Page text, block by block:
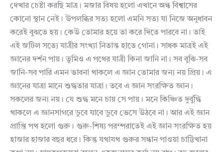
দেখার চেষ্টা করছি মাত্র। মজার বিষয় হলো এখানে অন্ধ বিশ্বাসের
কোনো স্থান নেই। উপলব্ধির সত্য হলো এমনি সত্য যা নিজে অনুধাবন
করেই বুঝতে হয়। কেউ তোমার হয়ে তা করে দিতে পারবে না। তাই
এই জটিল সত্যে যাত্রীর সংখ্যা নিতান্ত হাতে গোনা। সাধক মাত্রই এই
জ্ঞানের দর্শন পায়। তুমিও এ পথের যাত্রী কিনা জানি না। সব বুঝি-সব
জানি-সব পারি এমন ভাবনা থাকলে এ জ্ঞান তোমার জন্য নয় প্রিয়। এ
জ্ঞানের যাত্রা মানে শুদ্ধতার যাত্রা। তবে এ জ্ঞান সংরক্ষিত জ্ঞান।
সকলের জন্য নয়। যে শুদ্ধ মনে চায় সে পায়। মনে কিঞ্চিত দুর্বুদ্ধি
থাকলে এ জ্ঞানসাগরে ডুবে যাবে ডুবে ভেসে উঠবে না। আর এই জ্ঞান
প্রাপ্তি পথ হলো গুরু। গুরু-শিষ্য পরম্পরাতেই এই জ্ঞান সংরক্ষিত হয়
হাজার হাজার বছর ধরে। কিন্তু যথাযথ গুরুর সন্ধান পাওয়া চাট্টিখানা